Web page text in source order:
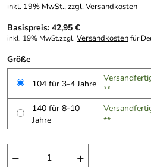
inkl. 19% MwSt., zzgl.Versandkosten
Basispreis: 42,95 €
inkl. 19% MwSt.zzgl. Versandkostenfür
Größe
104 für 3-4 Jahre **
140 für 8-10
Jahre
**
− +